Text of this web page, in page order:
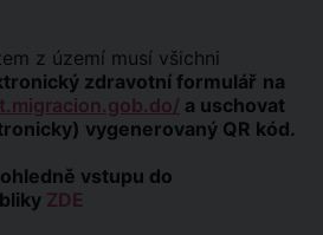
z území musí všichni
zdravotní formulář na
a uschovat
vygenerovaný QR kód.
vstupu do
ZDE